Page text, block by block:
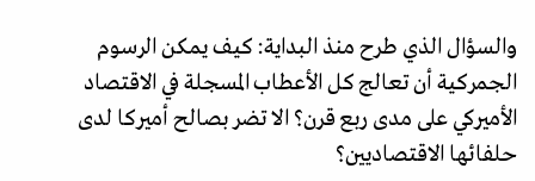
والسؤال الذي طرح منذ البداية: كيف يمكن الرسوم
الجمركية أن تعالج كل الأعطاب المسجلة في الاقتصاد
الأميركي على مدى ربع قرن؟ الا تضر بصالح أميركا لدى
حلفائها الاقتصاديين؟